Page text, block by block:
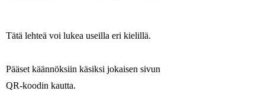
Tätä lehteä voi lukea useilla eri kielillä.
Pääset käännöksiin käsiksi jokaisen sivun
QR-koodin kautta.